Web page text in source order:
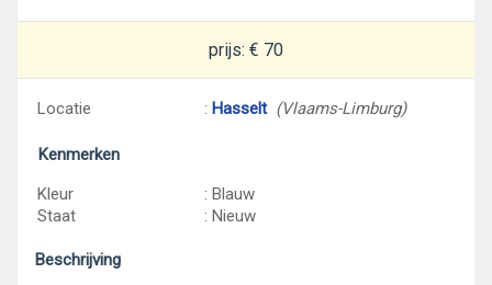
prijs: € 70
Locatie : Hasselt (Vlaams-Limburg)
Kenmerken
Kleur
: Blauw
Staat
: Nieuw
Beschrijving